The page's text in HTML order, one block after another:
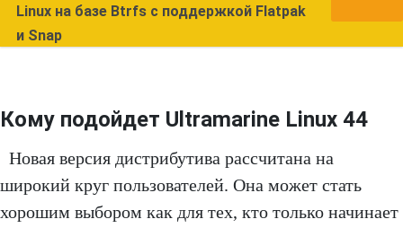
Linux на базе Btrfs с поддержкой Flatpak
и Snap
Кому подойдет Ultramarine Linux 44
Новая версия дистрибутива рассчитана на
широкий круг пользователей. Она может стать
хорошим выбором как для тех, кто только начинает